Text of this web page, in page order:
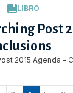
LIBRO
Post
2015 Agenda –